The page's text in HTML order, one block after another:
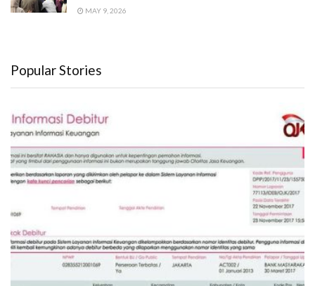
MAY 9, 2026
Popular Stories